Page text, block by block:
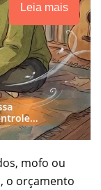
Leia mais
mofo ou
o orçamento